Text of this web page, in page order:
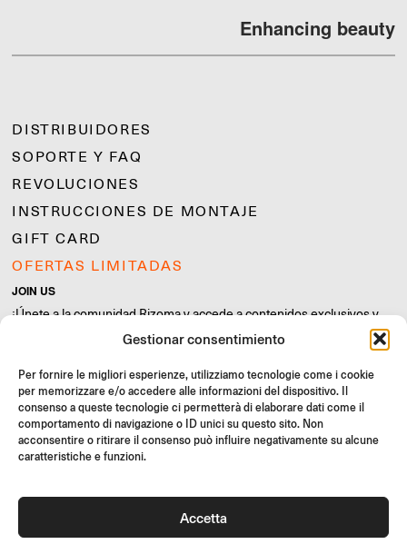
Gestionar consentimiento
Per fornire le migliori esperienze, utilizziamo tecnologie come i cookie
per memorizzare e/o accedere alle informazioni del dispositivo. Il
consenso a queste tecnologie ci permetterà di elaborare dati come il
comportamento di navigazione o ID unici su questo sito. Non
acconsentire o ritirare il consenso può influire negativamente su alcune
caratteristiche e funzioni.
Accetta
Enhancing beauty
DISTRIBUIDORES
SOPORTE Y FAQ
REVOLUCIONES
INSTRUCCIONES DE MONTAJE
GIFT CARD
OFERTAS LIMITADAS
JOIN US
¡Únete a la comunidad Rizoma y accede a contenidos exclusivos y
Inscríbete
Cookie Policy
Política de privacidad
©2026 Rizoma Srl - Todos los derechos reservados | PI
02595720125